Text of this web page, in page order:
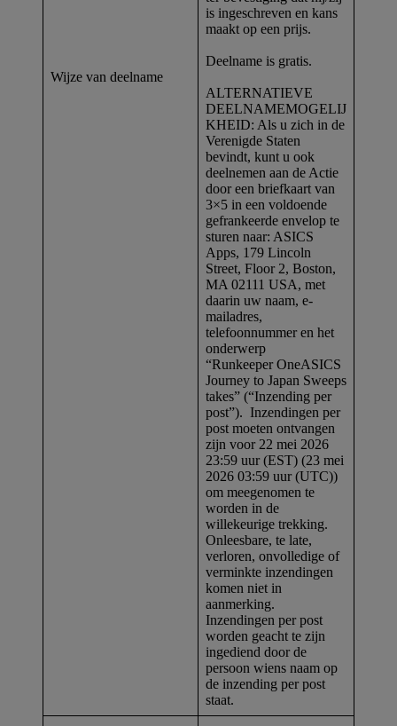
Wijze van deelname
is ingeschreven en kans
maakt op een prijs.
Deelname is gratis.
ALTERNATIEVE
DEELNAMEMOGELIJ
KHEID: Als u zich in de
Verenigde Staten
bevindt, kunt u ook
deelnemen aan de Actie
door een briefkaart van
3×5 in een voldoende
gefrankeerde envelop te
sturen naar: ASICS
Apps, 179 Lincoln
Street, Floor 2, Boston,
MA 02111 USA, met
daarin uw naam, e-
mailadres,
telefoonnummer en het
onderwerp
“Runkeeper OneASICS
Journey to Japan Sweeps
takes” (“Inzending per
post”). Inzendingen per
post moeten ontvangen
zijn voor 22 mei 2026
23:59 uur (EST) (23 mei
2026 03:59 uur (UTC))
om meegenomen te
worden in de
willekeurige trekking.
Onleesbare, te late,
verloren, onvolledige of
verminkte inzendingen
komen niet in
aanmerking.
Inzendingen per post
worden geacht te zijn
ingediend door de
persoon wiens naam op
de inzending per post
staat.